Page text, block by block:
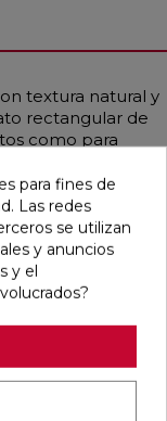
textura natural y
rectangular de
como para
y antimanchas,
lo hacen muy
que se adapta a
piedra en
opción elegante y
interesar
para fines de
Las redes
se utilizan
y anuncios
y el